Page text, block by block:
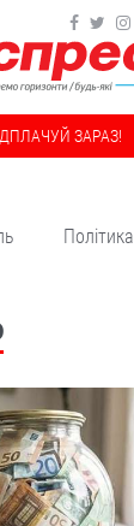
ЗАРАЗ!
Політика